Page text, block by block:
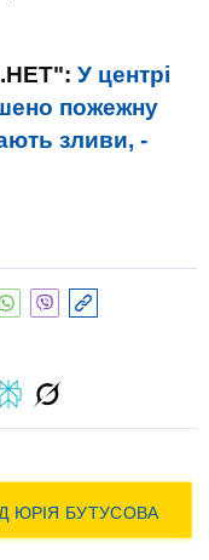
У центрі
пожежну
зливи, -